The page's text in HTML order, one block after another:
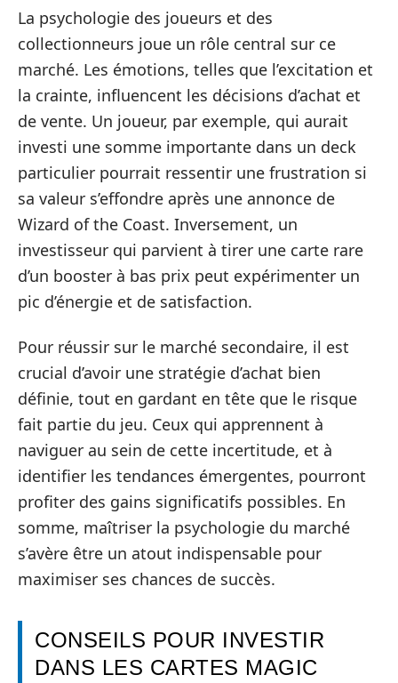
La psychologie des joueurs et des
collectionneurs joue un rôle central sur ce
marché. Les émotions, telles que l’excitation et
la crainte, influencent les décisions d’achat et
de vente. Un joueur, par exemple, qui aurait
investi une somme importante dans un deck
particulier pourrait ressentir une frustration si
sa valeur s’effondre après une annonce de
Wizard of the Coast. Inversement, un
investisseur qui parvient à tirer une carte rare
d’un booster à bas prix peut expérimenter un
pic d’énergie et de satisfaction.
Pour réussir sur le marché secondaire, il est
crucial d’avoir une stratégie d’achat bien
définie, tout en gardant en tête que le risque
fait partie du jeu. Ceux qui apprennent à
naviguer au sein de cette incertitude, et à
identifier les tendances émergentes, pourront
profiter des gains significatifs possibles. En
somme, maîtriser la psychologie du marché
s’avère être un atout indispensable pour
maximiser ses chances de succès.
CONSEILS POUR INVESTIR
DANS LES CARTES MAGIC